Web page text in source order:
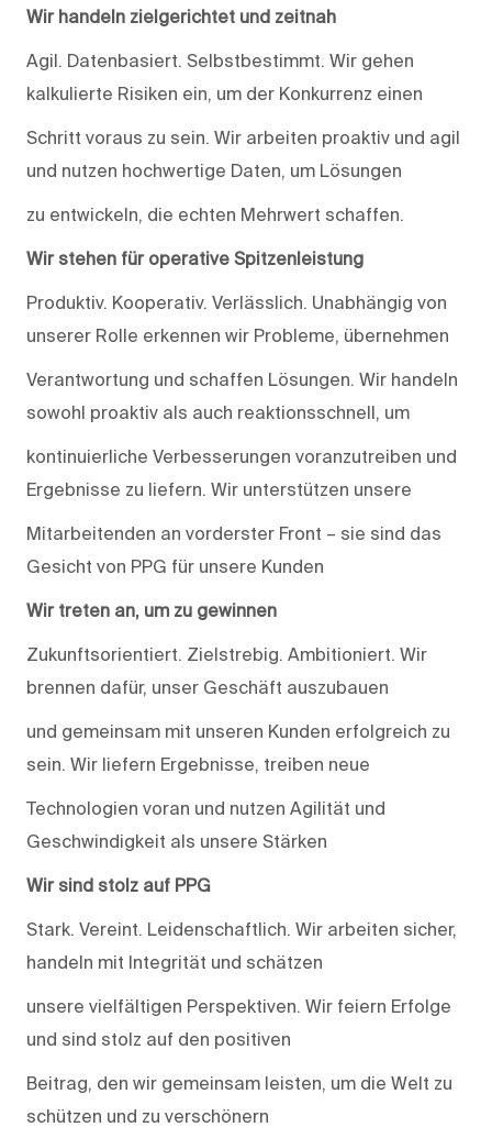
Wir handeln zielgerichtet und zeitnah
Agil. Datenbasiert. Selbstbestimmt. Wir gehen
kalkulierte Risiken ein, um der Konkurrenz einen
Schritt voraus zu sein. Wir arbeiten proaktiv und agil
und nutzen hochwertige Daten, um Lösungen
zu entwickeln, die echten Mehrwert schaffen.
Wir stehen für operative Spitzenleistung
Produktiv. Kooperativ. Verlässlich. Unabhängig von
unserer Rolle erkennen wir Probleme, übernehmen
Verantwortung und schaffen Lösungen. Wir handeln
sowohl proaktiv als auch reaktionsschnell, um
kontinuierliche Verbesserungen voranzutreiben und
Ergebnisse zu liefern. Wir unterstützen unsere
Mitarbeitenden an vorderster Front – sie sind das
Gesicht von PPG für unsere Kunden
Wir treten an, um zu gewinnen
Zukunftsorientiert. Zielstrebig. Ambitioniert. Wir
brennen dafür, unser Geschäft auszubauen
und gemeinsam mit unseren Kunden erfolgreich zu
sein. Wir liefern Ergebnisse, treiben neue
Technologien voran und nutzen Agilität und
Geschwindigkeit als unsere Stärken
Wir sind stolz auf PPG
Stark. Vereint. Leidenschaftlich. Wir arbeiten sicher,
handeln mit Integrität und schätzen
unsere vielfältigen Perspektiven. Wir feiern Erfolge
und sind stolz auf den positiven
Beitrag, den wir gemeinsam leisten, um die Welt zu
schützen und zu verschönern